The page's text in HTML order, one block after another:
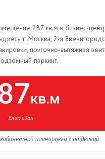
287 кв.м в бизнес-
г. Москва, 2-я
приточно-вытяжная
паркинг.
кв.м
Блок сдан
планировки с отделкой